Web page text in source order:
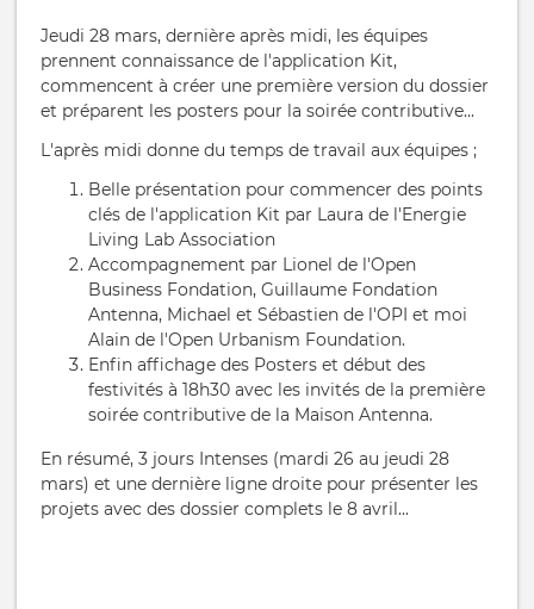
Jeudi 28 mars, dernière après midi, les équipes
prennent connaissance de l'application Kit,
commencent à créer une première version du dossier
et préparent les posters pour la soirée contributive...
L'après midi donne du temps de travail aux équipes ;
Belle présentation pour commencer des points
clés de l'application Kit par Laura de l'Energie
Living Lab Association
Accompagnement par Lionel de l'Open
Business Fondation, Guillaume Fondation
Antenna, Michael et Sébastien de l'OPI et moi
Alain de l'Open Urbanism Foundation.
Enfin affichage des Posters et début des
festivités à 18h30 avec les invités de la première
soirée contributive de la Maison Antenna.
En résumé, 3 jours Intenses (mardi 26 au jeudi 28
mars) et une dernière ligne droite pour présenter les
projets avec des dossier complets le 8 avril...